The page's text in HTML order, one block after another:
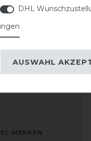
MERKEN
DHL
AUSWAHL